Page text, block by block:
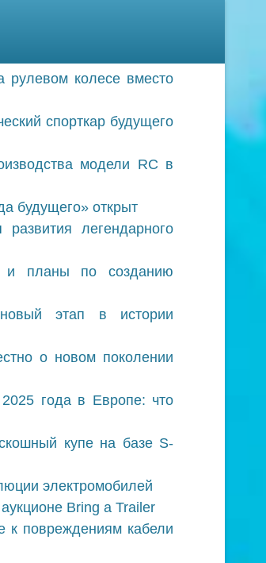
рулевом колесе вместо
спорткар будущего
модели RC в
будущего» открыт
легендарного
и планы по созданию
этап в истории
о новом поколении
года в Европе: что
купе на базе S-
электромобилей
Bring a Trailer
к повреждениям кабели